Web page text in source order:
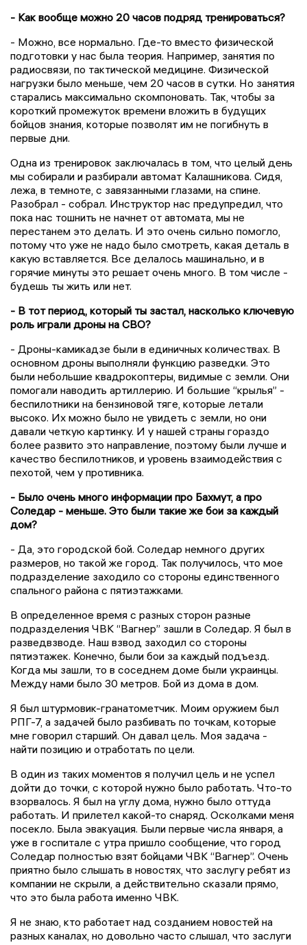
- Как вообще можно 20 часов подряд тренироваться?
- Можно, все нормально. Где-то вместо физической
подготовки у нас была теория. Например, занятия по
радиосвязи, по тактической медицине. Физической
нагрузки было меньше, чем 20 часов в сутки. Но занятия
старались максимально скомпоновать. Так, чтобы за
короткий промежуток времени вложить в будущих
бойцов знания, которые позволят им не погибнуть в
первые дни.
Одна из тренировок заключалась в том, что целый день
мы собирали и разбирали автомат Калашникова. Сидя,
лежа, в темноте, с завязанными глазами, на спине.
Разобрал - собрал. Инструктор нас предупредил, что
пока нас тошнить не начнет от автомата, мы не
перестанем это делать. И это очень сильно помогло,
потому что уже не надо было смотреть, какая деталь в
какую вставляется. Все делалось машинально, и в
горячие минуты это решает очень много. В том числе -
будешь ты жить или нет.
- В тот период, который ты застал, насколько ключевую
роль играли дроны на СВО?
- Дроны-камикадзе были в единичных количествах. В
основном дроны выполняли функцию разведки. Это
были небольшие квадрокоптеры, видимые с земли. Они
помогали наводить артиллерию. И большие “крылья” -
беспилотники на бензиновой тяге, которые летали
высоко. Их можно было не увидеть с земли, но они
давали четкую картинку. И у нашей страны гораздо
более развито это направление, поэтому были лучше и
качество беспилотников, и уровень взаимодействия с
пехотой, чем у противника.
- Было очень много информации про Бахмут, а про
Соледар - меньше. Это были такие же бои за каждый
дом?
- Да, это городской бой. Соледар немного других
размеров, но такой же город. Так получилось, что мое
подразделение заходило со стороны единственного
спального района с пятиэтажками.
В определенное время с разных сторон разные
подразделения ЧВК “Вагнер” зашли в Соледар. Я был в
разведвзводе. Наш взвод заходил со стороны
пятиэтажек. Конечно, были бои за каждый подъезд.
Когда мы зашли, то в соседнем доме были украинцы.
Между нами было 30 метров. Бой из дома в дом.
Я был штурмовик-гранатометчик. Моим оружием был
РПГ-7, а задачей было разбивать по точкам, которые
мне говорил старший. Он давал цель. Моя задача -
найти позицию и отработать по цели.
В один из таких моментов я получил цель и не успел
дойти до точки, с которой нужно было работать. Что-то
взорвалось. Я был на углу дома, нужно было оттуда
работать. И прилетел какой-то снаряд. Осколками меня
посекло. Была эвакуация. Были первые числа января, а
уже в госпитале с утра пришло сообщение, что город
Соледар полностью взят бойцами ЧВК “Вагнер”. Очень
приятно было слышать в новостях, что заслугу ребят из
компании не скрыли, а действительно сказали прямо,
что это была работа именно ЧВК.
Я не знаю, кто работает над созданием новостей на
разных каналах, но довольно часто слышал, что заслуги